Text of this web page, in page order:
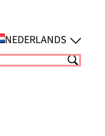
NEDERLANDS